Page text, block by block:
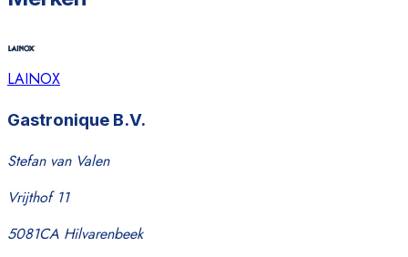
LAINOX
Gastronique B.V.
Stefan van Valen
Vrijthof 11
5081CA Hilvarenbeek